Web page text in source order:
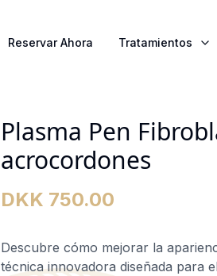
Reservar Ahora Tratamientos
Plasma Pen
acrocordones
DKK 750.00
Descubre cómo mejorar la
técnica innovadora diseñada para